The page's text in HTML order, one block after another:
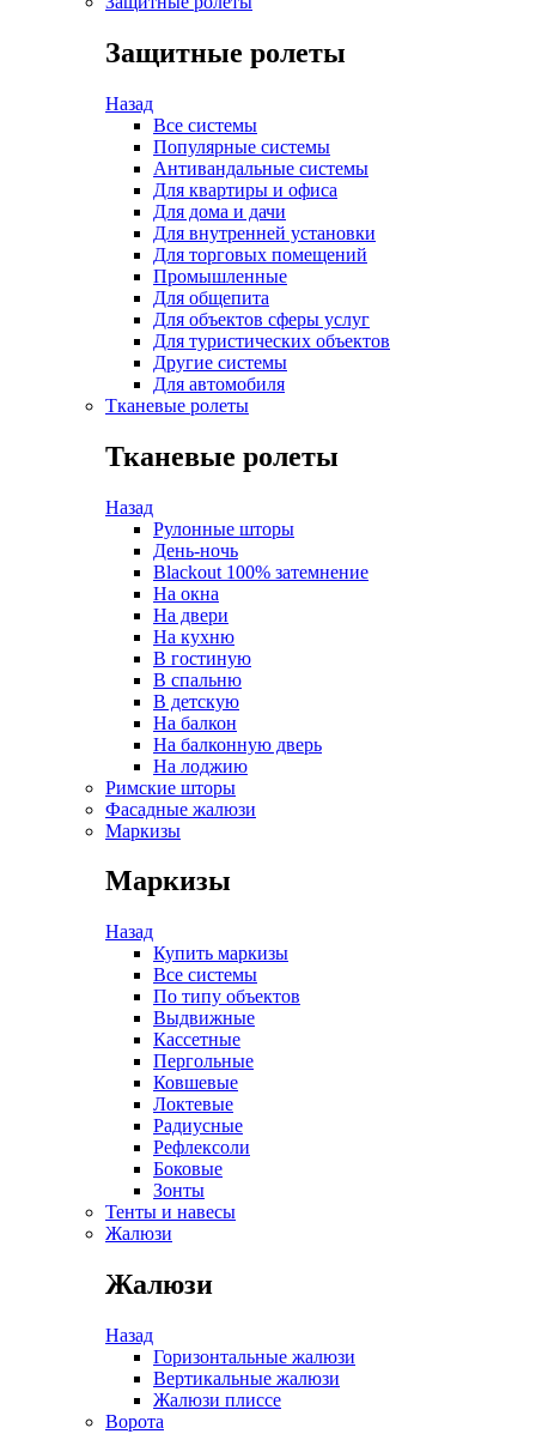
Защитные ролеты
Назад
Все системы
Популярные системы
Антивандальные системы
Для квартиры и офиса
Для дома и дачи
Для внутренней установки
Для торговых помещений
Промышленные
Для общепита
Для объектов сферы услуг
Для туристических объектов
Другие системы
Для автомобиля
Тканевые ролеты
Тканевые ролеты
Назад
Рулонные шторы
День-ночь
Blackout 100% затемнение
На окна
На двери
На кухню
В гостиную
В спальню
В детскую
На балкон
На балконную дверь
На лоджию
Римские шторы
Фасадные жалюзи
Маркизы
Маркизы
Назад
Купить маркизы
Все системы
По типу объектов
Выдвижные
Кассетные
Пергольные
Ковшевые
Локтевые
Радиусные
Рефлексоли
Боковые
Зонты
Тенты и навесы
Жалюзи
Жалюзи
Назад
Горизонтальные жалюзи
Вертикальные жалюзи
Жалюзи плиссе
Ворота